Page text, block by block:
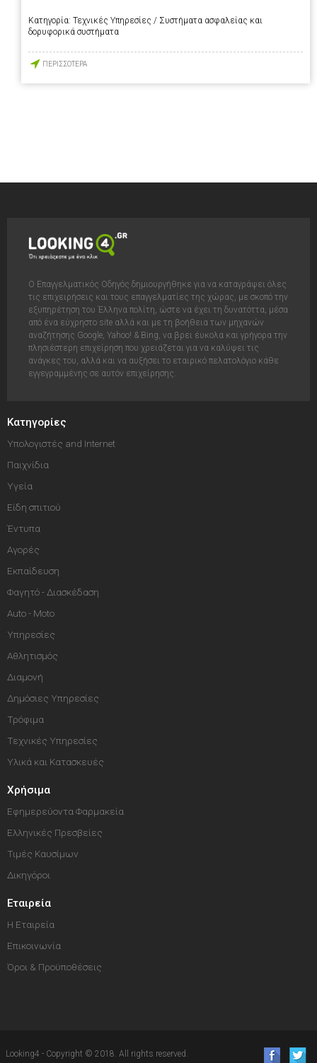
Κατηγορία: Τεχνικές Υπηρεσίες / Συστήματα ασφαλείας και
δορυφορικά συστήματα
ΠΕΡΙΣΣΟΤΕΡΑ
Ο Επαγγελματικός Οδηγός δημιουργήθηκε για να καταγράψει όλες
τις επιχειρήσεις και τους επαγγελματίες της χώρας, με σκοπό την
εξυπηρέτηση του Έλληνα πολίτη, ώστε να έχει τη δυνατόττα, μέσα
από ένα εύχρηστο site αλλά και με τη βοήθεια των μηχανών
αναζήτησης Google, Yahoo! & Bing, να βρει έυκολα και γρήγορα την
πλησιέστερη επιχείρηση που χρειάζεται για να καλύψει τις
ανάγκες του, αλλά και να αυξήσει το εταιρικό πελατολόγιο κάθε
εγγεγραμμένης σε αυτόν επιχείρησης.
Κατηγορίες
Υπολογιστές and Internet
Παιχνίδια
Υγεία
Είδη σπιτιού
Έντυπα
Αγορές
Εκπαίδευση
Φαγητό - Διασκέδαση
Auto - Moto
Υπηρεσίες
Αθλητισμός
Διαμονή
Δημόσιες Υπηρεσίες
Τρόφιμα
Τεχνικές Υπηρεσίες
Υλικά και Κατασκευές
Χρήσιμα
Εφημερεύοντα Φαρμακεία
Ελληνικές Πρεσβείες
Τιμές Καυσίμων
Δικηγόροι
Εταιρεία
Η Εταιρεία
Επικοινωνία
Όροι & Προϋποθέσεις
Looking4 - Copyright © 2018. All rights reserved.